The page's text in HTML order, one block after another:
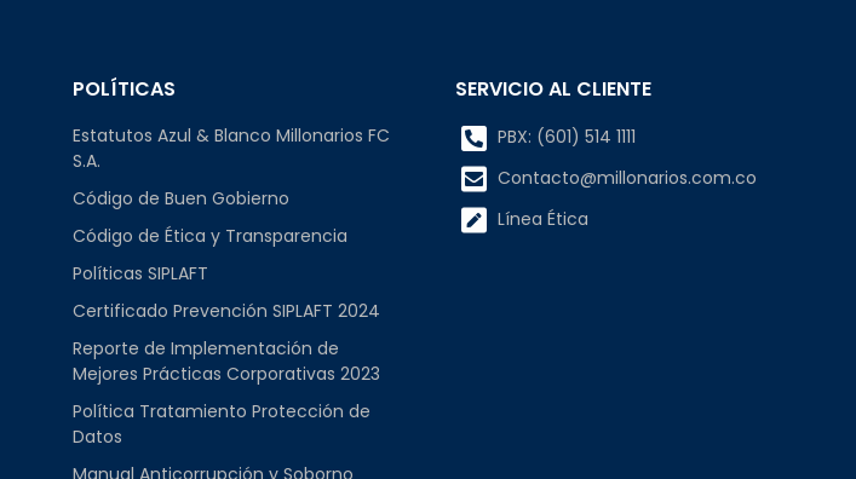
POLÍTICAS
Estatutos Azul & Blanco Millonarios FC
S.A.
Código de Buen Gobierno
Código de Ética y Transparencia
Políticas SIPLAFT
Certificado Prevención SIPLAFT 2024
Reporte de Implementación de
Mejores Prácticas Corporativas 2023
Política Tratamiento Protección de
Datos
Manual Anticorrupción y Soborno
SERVICIO AL CLIENTE
PBX: (601) 514 1111
Contacto@millonarios.com.co
Línea Ética